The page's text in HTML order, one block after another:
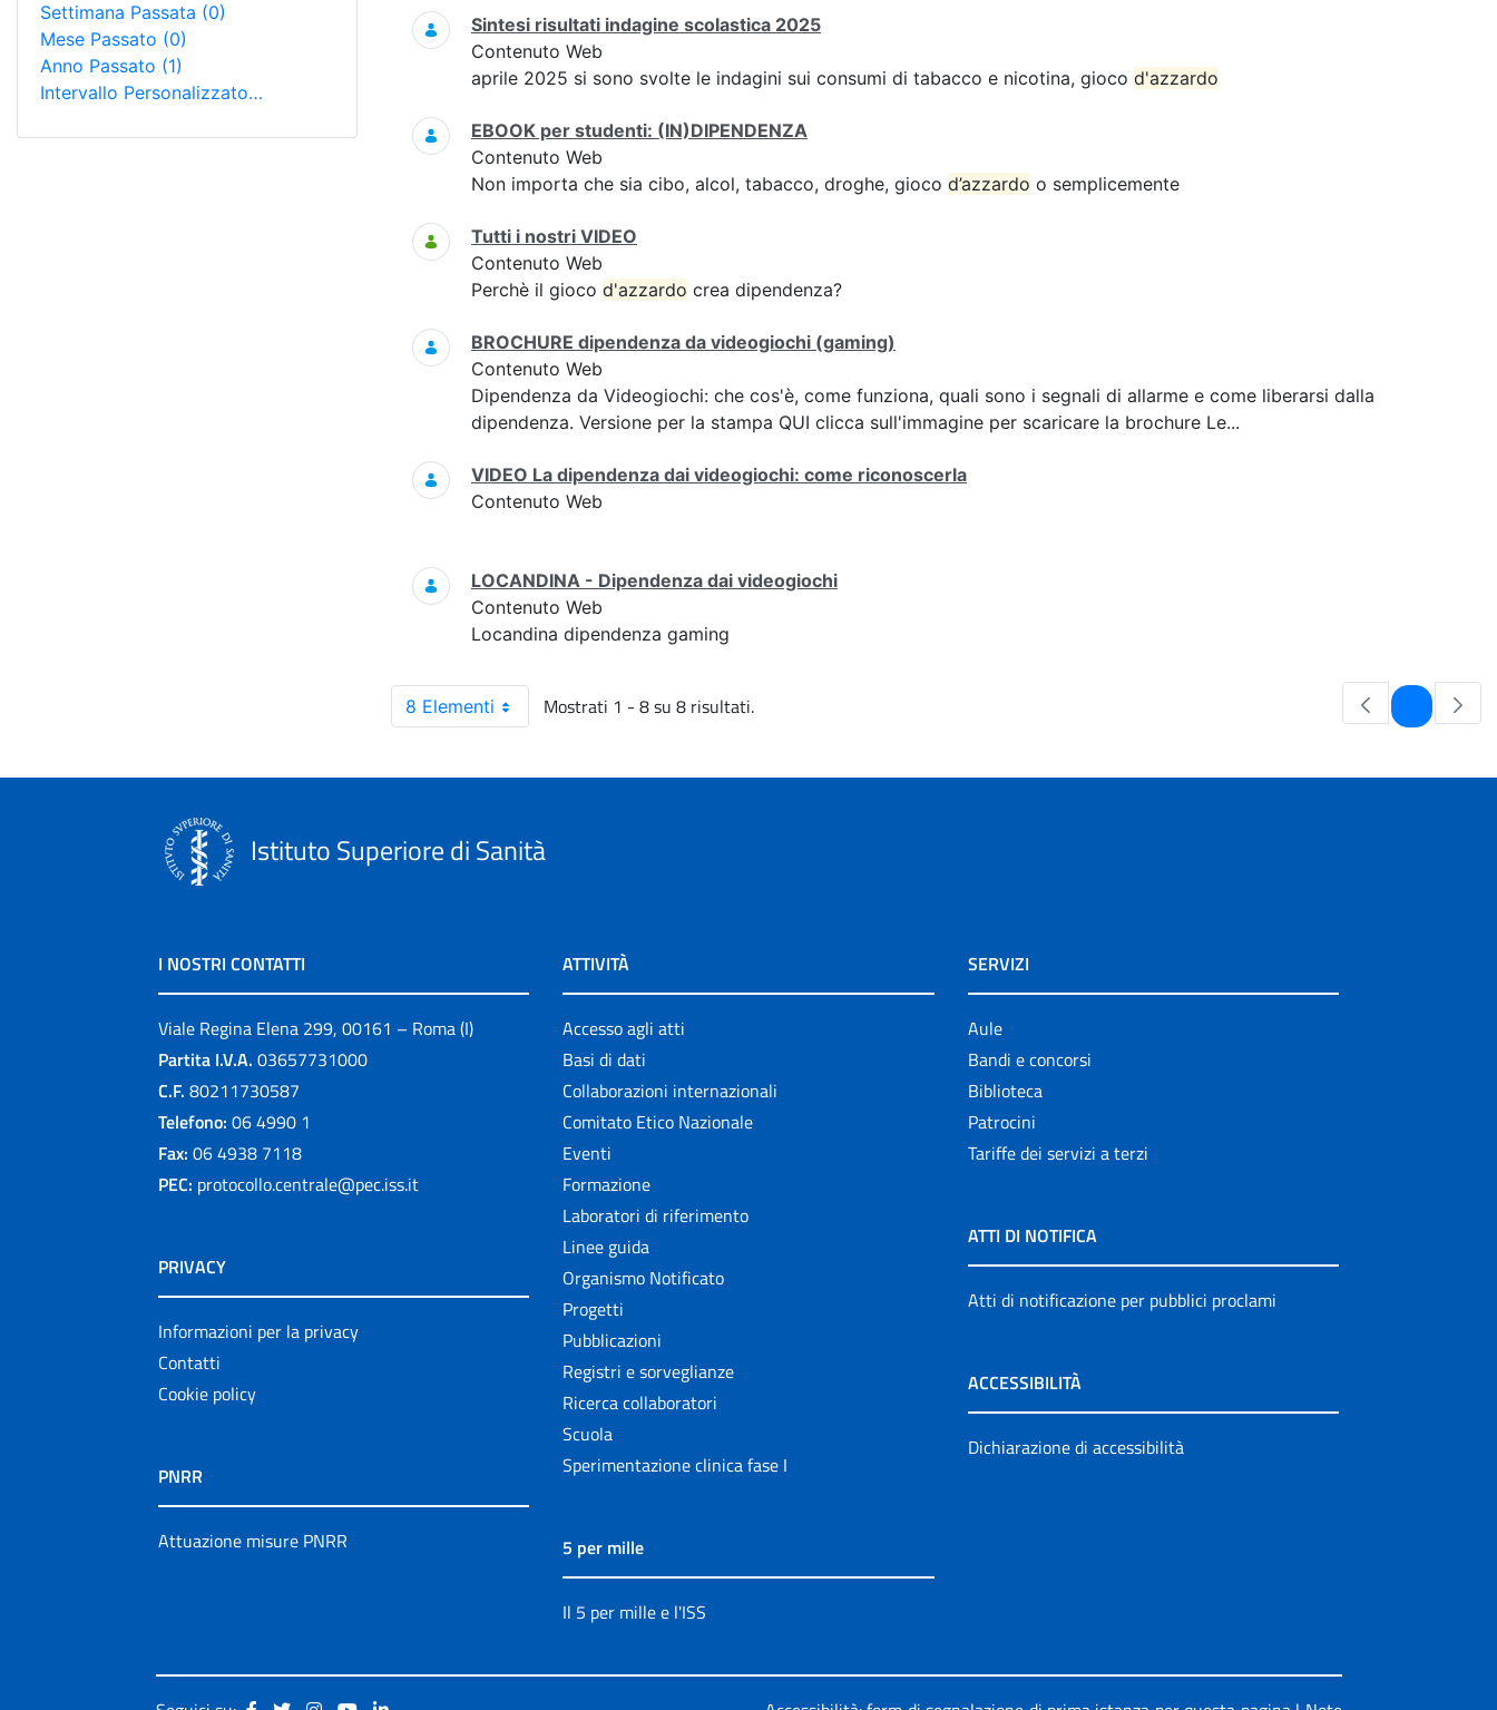
Settimana Passata (0)
Mese Passato (0)
Anno Passato (1)
Intervallo Personalizzato…
Sintesi risultati indagine scolastica 2025
Contenuto Web
aprile 2025 si sono svolte le indagini sui consumi di tabacco e nicotina, gioco d'azzardo
EBOOK per studenti: (IN)DIPENDENZA
Contenuto Web
Non importa che sia cibo, alcol, tabacco, droghe, gioco d’azzardo o semplicemente
Tutti i nostri VIDEO
Contenuto Web
Perchè il gioco d'azzardo crea dipendenza?
BROCHURE dipendenza da videogiochi (gaming)
Contenuto Web
Dipendenza da Videogiochi: che cos'è, come funziona, quali sono i segnali di allarme e come liberarsi dalla
dipendenza. Versione per la stampa QUI clicca sull'immagine per scaricare la brochure Le...
VIDEO La dipendenza dai videogiochi: come riconoscerla
Contenuto Web
LOCANDINA - Dipendenza dai videogiochi
Contenuto Web
Locandina dipendenza gaming
8 Elementi Mostrati 1 - 8 su 8 risultati. Pagina
Istituto Superiore di Sanità
I NOSTRI CONTATTI
Viale Regina Elena 299, 00161 – Roma (I)
Partita I.V.A. 03657731000
C.F. 80211730587
Telefono: 06 4990 1
Fax: 06 4938 7118
PEC: protocollo.centrale@pec.iss.it
PRIVACY
Informazioni per la privacy
Contatti
Cookie policy
PNRR
Attuazione misure PNRR
ATTIVITÀ
Accesso agli atti
Basi di dati
Collaborazioni internazionali
Comitato Etico Nazionale
Eventi
Formazione
Laboratori di riferimento
Linee guida
Organismo Notificato
Progetti
Pubblicazioni
Registri e sorveglianze
Ricerca collaboratori
Scuola
Sperimentazione clinica fase I
5 per mille
Il 5 per mille e l'ISS
SERVIZI
Aule
Bandi e concorsi
Biblioteca
Patrocini
Tariffe dei servizi a terzi
ATTI DI NOTIFICA
Atti di notificazione per pubblici proclami
ACCESSIBILITÀ
Dichiarazione di accessibilità